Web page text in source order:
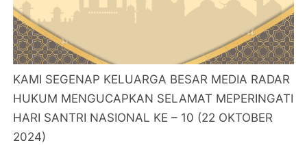
KAMI SEGENAP KELUARGA BESAR MEDIA RADAR
HUKUM MENGUCAPKAN SELAMAT MEPERINGATI
HARI SANTRI NASIONAL KE – 10 (22 OKTOBER
2024)